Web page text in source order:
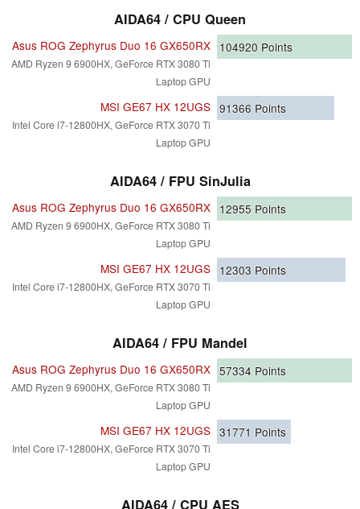
AIDA64 / CPU Queen
Asus ROG Zephyrus Duo 16 GX650RX
AMD Ryzen 9 6900HX, GeForce RTX 3080 Ti
Laptop GPU
104920 Points
MSI GE67 HX 12UGS
Intel Core i7-12800HX, GeForce RTX 3070 Ti
Laptop GPU
91366 Points
AIDA64 / FPU SinJulia
Asus ROG Zephyrus Duo 16 GX650RX
AMD Ryzen 9 6900HX, GeForce RTX 3080 Ti
Laptop GPU
12955 Points
MSI GE67 HX 12UGS
Intel Core i7-12800HX, GeForce RTX 3070 Ti
Laptop GPU
12303 Points
AIDA64 / FPU Mandel
Asus ROG Zephyrus Duo 16 GX650RX
AMD Ryzen 9 6900HX, GeForce RTX 3080 Ti
Laptop GPU
57334 Points
MSI GE67 HX 12UGS
Intel Core i7-12800HX, GeForce RTX 3070 Ti
Laptop GPU
31771 Points
AIDA64 / CPU AES